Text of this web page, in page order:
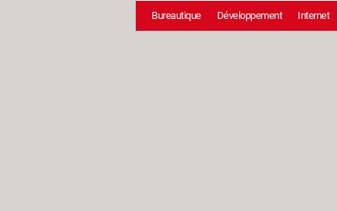
Bureautique Développement Internet